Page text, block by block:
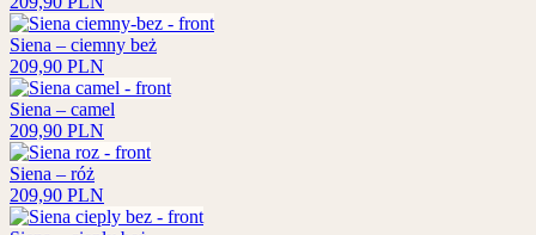
Siena – ciemny beż
209,90 PLN
Siena – camel
209,90 PLN
Siena – róż
209,90 PLN